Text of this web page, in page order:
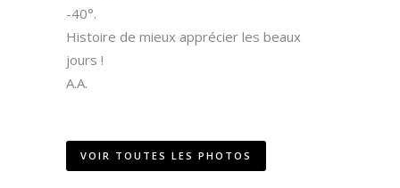
-40°.
Histoire de mieux apprécier les beaux
jours !
A.A.
VOIR TOUTES LES PHOTOS